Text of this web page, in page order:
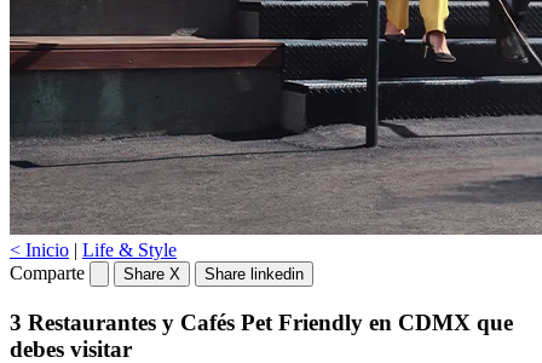
< Inicio | Life & Style
Comparte
Share X Share linkedin
3 Restaurantes y Cafés Pet Friendly en CDMX que
debes visitar